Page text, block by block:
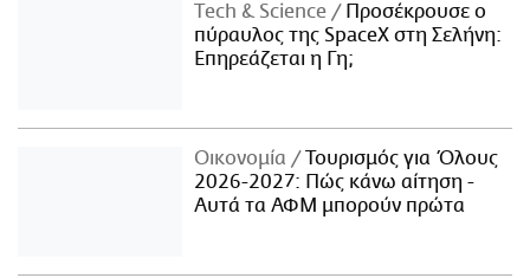
Τech & Science
Προσέκρουσε ο
πύραυλος της SpaceX στη Σελήνη:
Επηρεάζεται η Γη;
Οικονομία
Τουρισμός για Όλους
2026-2027: Πώς κάνω αίτηση -
Αυτά τα ΑΦΜ μπορούν πρώτα